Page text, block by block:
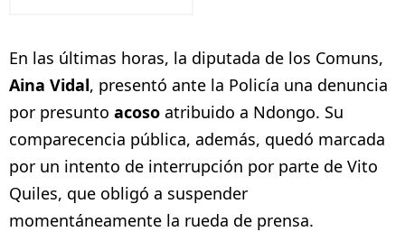
En las últimas horas, la diputada de los Comuns,
Aina Vidal, presentó ante la Policía una denuncia
por presunto acoso atribuido a Ndongo. Su
comparecencia pública, además, quedó marcada
por un intento de interrupción por parte de Vito
Quiles, que obligó a suspender
momentáneamente la rueda de prensa.